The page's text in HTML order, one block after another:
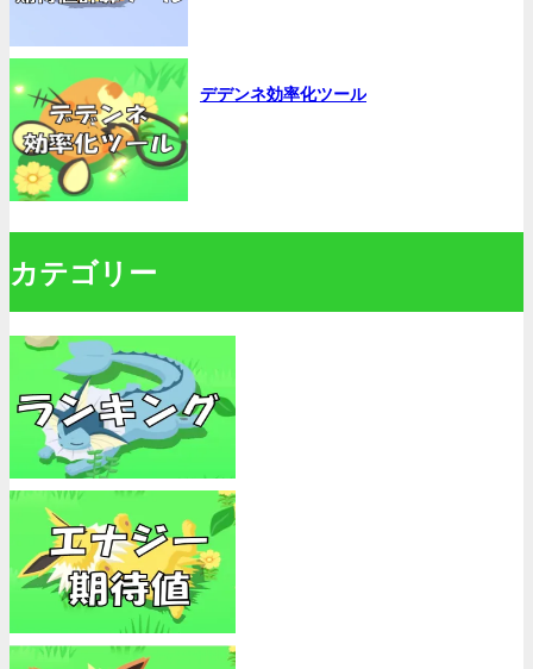
デデンネ効率化ツール
カテゴリー